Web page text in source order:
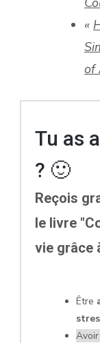
«
of
Tu as
? 🙂
Reçois
le livre
vie grâce
Être